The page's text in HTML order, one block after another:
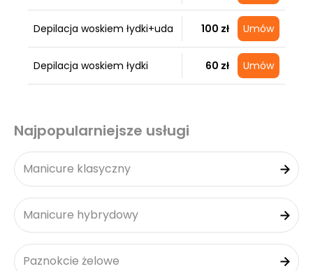
Depilacja woskiem łydki+uda 100 zł Umów
Depilacja woskiem łydki 60 zł Umów
Najpopularniejsze usługi
Manicure klasyczny
Manicure hybrydowy
Paznokcie żelowe